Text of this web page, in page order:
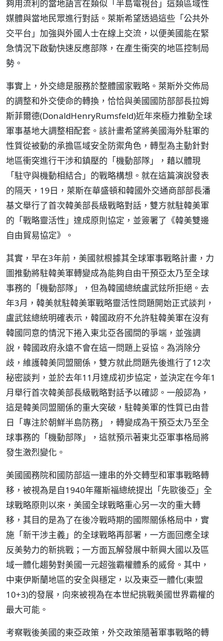
夠用流利的當地語言在類似「半島電視台」這類區域性
媒體與當地民眾進行對話。萊斯希望透過這些「公共外
交平台」加強與外國人士在線上交流，以便美國能在緊
急情況下啟動快速反應部隊，在產生衝突的地區控制局
勢。
事實上，外交總是服務於整體國家戰略。萊斯外交佈局
的調整和外交使命的轉換，恰恰與美國國防部部長拉姆
斯菲爾德(DonaldHenryRumsfeld)近年來極力推動全球
軍事基地大調整相配套。該計畫希望將美國海外駐軍的
性質從被動的承擔區域安全防禦角色，轉型為主動針對
地區衝突進行干涉和鎮壓的「機動部隊」，藉以體現
「駐守與機動相結合」的戰略構想。就在這篇演說發表
的隔天，19日，萊斯在華盛頓和韓國外交通商部部長潘
基文舉行了首次韓美部長級戰略對話，雙方就駐韓美軍
的「戰略靈活性」達成原則協定，並簽署了《韓美雙邊
自由貿易協定》。
其實，早在3年前，美國就根據其全球軍事戰略計畫，力
圖推動將駐韓美軍轉變成為能夠自由干預亞太乃至全球
事務的「機動部隊」，但為韓國總統盧武鉉所拒絕。去
年3月，韓美就駐韓美軍戰略靈活性問題開始正式談判，
盧武鉉總統明確表示，韓國政府不允許駐韓美軍在沒有
韓國同意的情況下捲入東北亞各國間的爭端，並強調
說，韓國政府永遠不會在這一問題上妥協。為消除分
歧，維護韓美同盟關係，雙方就此問題先後進行了12次
秘密談判，並於去年11月達成初步協定，並決定在今年1
月舉行首次韓美部長級戰略對話予以確認。一般認為，
這是韓美同盟關係的重大突破，駐韓美軍的性質已由昔
日「專注於朝鮮半島防務」，轉變成為干預亞太乃至全
球事務的「機動部隊」，這就預示著東北亞軍事格局將
發生激烈變化。
美國國務院和國防部這一連串的外交轉型和軍事戰略轉
移，被視為是自1940年羅斯福總統提出「先歐後亞」全
球戰略原則以來，美國全球戰略重心另一次的重大轉
移，其目的是為了在後冷戰時期的國際關係格局中，實
施「新干涉主義」的全球戰略再部署，一方面回應全球
反美勢力的新挑戰；一方面瓦解發展中新興大國以及區
域一體化趨勢對美國一元超強霸權體系的威脅。其中，
中東伊斯蘭地區的安全與穩定，以及東亞一體化(東盟
10+3)的發展，向來被視為在本世紀挑戰美國世界霸權的
最大可能。
考察戰後美國的東亞政策，外交政策隨著軍事戰略的轉